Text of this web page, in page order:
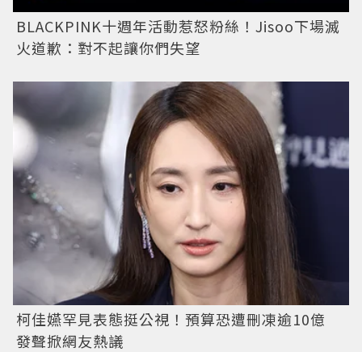
BLACKPINK十週年活動惹怒粉絲！Jisoo下場滅
火道歉：對不起讓你們失望
柯佳嬿罕見表態挺公視！預算恐遭刪凍逾10億
發聲掀網友熱議